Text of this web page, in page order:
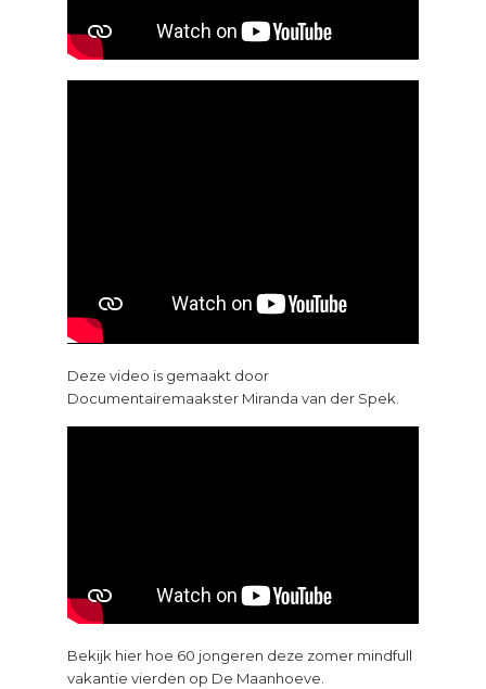
Deze video is gemaakt door
Documentairemaakster Miranda van der Spek.
Bekijk hier hoe 60 jongeren deze zomer mindfull
vakantie vierden op De Maanhoeve.